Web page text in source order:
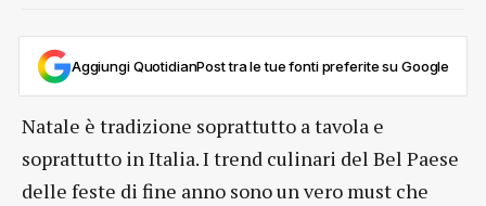
Aggiungi QuotidianPost tra le tue fonti preferite su Google
Natale è tradizione soprattutto a tavola e
soprattutto in Italia. I trend culinari del Bel Paese
delle feste di fine anno sono un vero must che